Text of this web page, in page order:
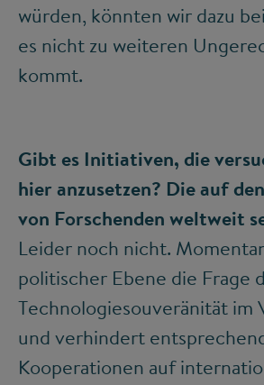
würden, könnten wir dazu
es nicht zu weiteren
kommt.
Gibt es Initiativen, die
hier anzusetzen? Die auf
von Forschenden weltweit
Leider noch nicht.
politischer Ebene die Frage
Technologiesouveränität im
und verhindert
Kooperationen auf